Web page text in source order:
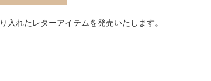
入れたレターアイテムを発売いたします。